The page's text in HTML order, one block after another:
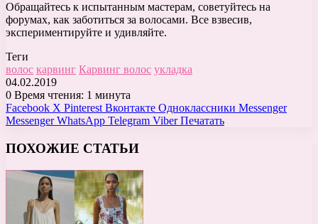
Обращайтесь к испытанным мастерам, советуйтесь на
форумах, как заботиться за волосами. Все взвесив,
экспериментируйте и удивляйте.
Теги
волос карвинг Карвинг волос укладка
04.02.2019
0 Время чтения: 1 минута
Facebook X Pinterest Вконтакте Одноклассники Messenger
Messenger WhatsApp Telegram Viber Печатать
ПОХОЖИЕ СТАТЬИ